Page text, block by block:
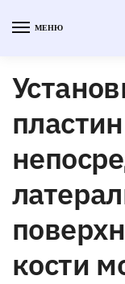
МЕНЮ
кости